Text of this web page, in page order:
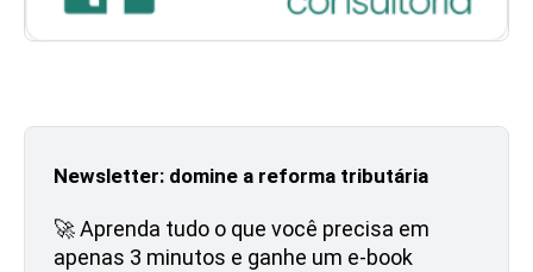
Newsletter: domine a reforma tributária
🚀 Aprenda tudo o que você precisa em
apenas 3 minutos e ganhe um e-book